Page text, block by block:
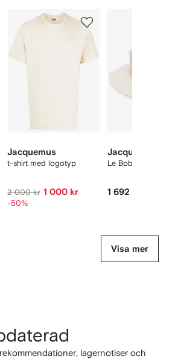
Jacquemus
t-shirt med logotyp
2 000 kr 1 000 kr
-50%
Jacquemus
Le Bob Artichaut
1 692 kr
Visa mer
lagernotiser och